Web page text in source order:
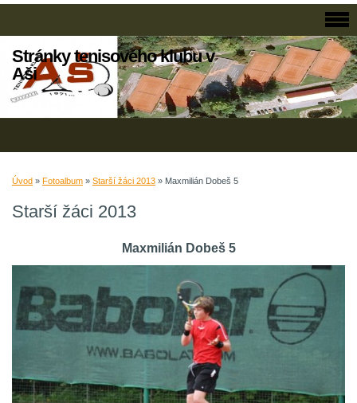
Stránky tenisového klubu v
Aši
Úvod » Fotoalbum » Starší žáci 2013 » Maxmilián Dobeš 5
Starší žáci 2013
Maxmilián Dobeš 5